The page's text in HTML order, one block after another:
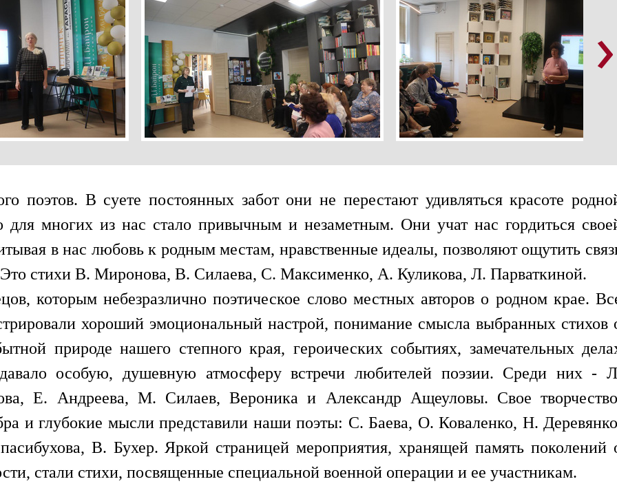
›
поэтов. В суете постоянных забот они не перестают удивляться красоте
для многих из нас стало привычным и незаметным. Они учат нас гордиться
в нас любовь к родным местам, нравственные идеалы, позволяют ощутить
стихи В. Миронова, В. Силаева, С. Максименко, А. Куликова, Л. Парваткиной.
которым небезразлично поэтическое слово местных авторов о родном крае.
хороший эмоциональный настрой, понимание смысла выбранных стихов
природе нашего степного края, героических событиях, замечательных
особую, душевную атмосферу встречи любителей поэзии. Среди них -
Е. Андреева, М. Силаев, Вероника и Александр Ащеуловы. Свое
и глубокие мысли представили наши поэты: С. Баева, О. Коваленко, Н.
В. Бухер. Яркой страницей мероприятия, хранящей память поколений
стали стихи, посвященные специальной военной операции и ее участникам.